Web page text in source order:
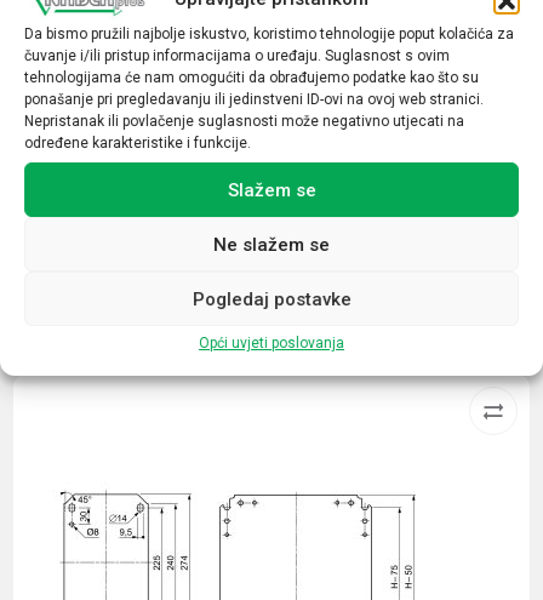
Da bismo pružili najbolje iskustvo, koristimo tehnologije poput kolačića za
čuvanje i/ili pristup informacijama o uređaju. Suglasnost s ovim
tehnologijama će nam omogućiti da obrađujemo podatke kao što su
ponašanje pri pregledavanju ili jedinstveni ID-ovi na ovoj web stranici.
Nepristanak ili povlačenje suglasnosti može negativno utjecati na
određene karakteristike i funkcije.
Slažem se
Ne slažem se
Pogledaj postavke
Opći uvjeti poslovanja
2P
Struja
16A
Svjetlosna indikacija
ne